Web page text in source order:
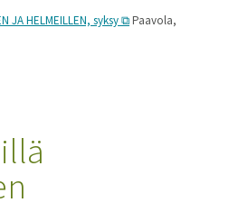
JA HELMEILLEN, syksy
Paavola,